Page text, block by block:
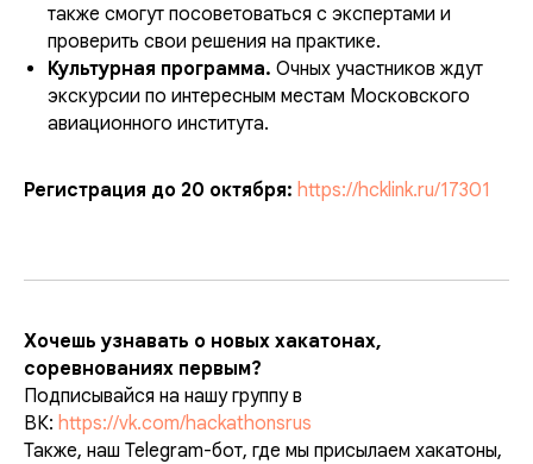
также смогут посоветоваться с экспертами и
проверить свои решения на практике.
Культурная программа. Очных участников ждут
экскурсии по интересным местам Московского
авиационного института.
Регистрация до 20 октября: https://hcklink.ru/17301
Хочешь узнавать о новых хакатонах,
соревнованиях первым?
Подписывайся на нашу группу в
ВК: https://vk.com/hackathonsrus
Также, наш Telegram-бот, где мы присылаем хакатоны,